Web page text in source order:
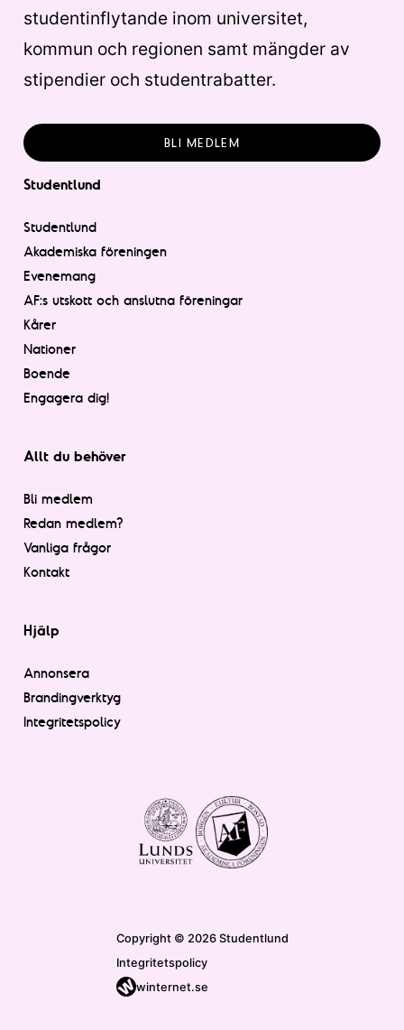
studentinflytande inom universitet,
kommun och regionen samt mängder av
stipendier och studentrabatter.
BLI MEDLEM
Studentlund
Studentlund
Akademiska föreningen
Evenemang
AF:s utskott och anslutna föreningar
Kårer
Nationer
Boende
Engagera dig!
Allt du behöver
Bli medlem
Redan medlem?
Vanliga frågor
Kontakt
Hjälp
Annonsera
Brandingverktyg
Integritetspolicy
Copyright © 2026 Studentlund
Integritetspolicy
winternet.se